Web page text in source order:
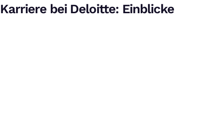
Karriere bei Deloitte: Einblicke